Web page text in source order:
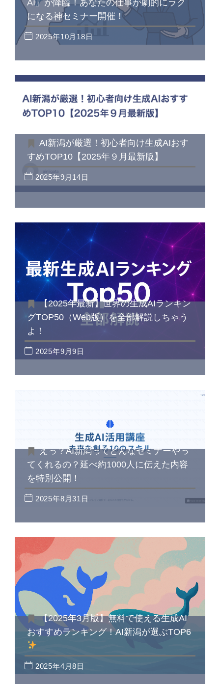
AI」が降臨！あなたの仕事が劇的にラク
になる神セミナー開催！
2025年10月18日
AI新潟が厳選！初心者向け生成AIおす
すめTOP10【2025年９月最新版】
2025年9月14日
【2025年最新】世界の生成AIランキン
グTOP50（Web版）を全部解説しちゃう
よ！
2025年9月9日
えっ？AI新潟ってどんなセミナーやっ
てくれるの？延べ約1000人に伝えた内容
を特別公開！
2025年8月31日
【2025年3月版】無料で使える生成AI
おすすめランキング！AI新潟が選ぶTOP6
2025年4月8日